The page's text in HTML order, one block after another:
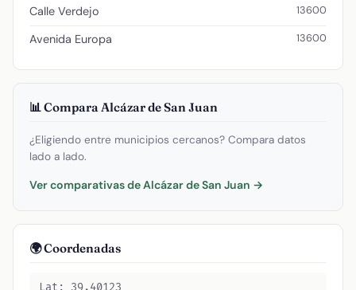
Calle Verdejo 13600
Avenida Europa 13600
📊 Compara Alcázar de San Juan
¿Eligiendo entre municipios cercanos? Compara datos
lado a lado.
Ver comparativas de Alcázar de San Juan →
🌍 Coordenadas
Lat: 39.40123